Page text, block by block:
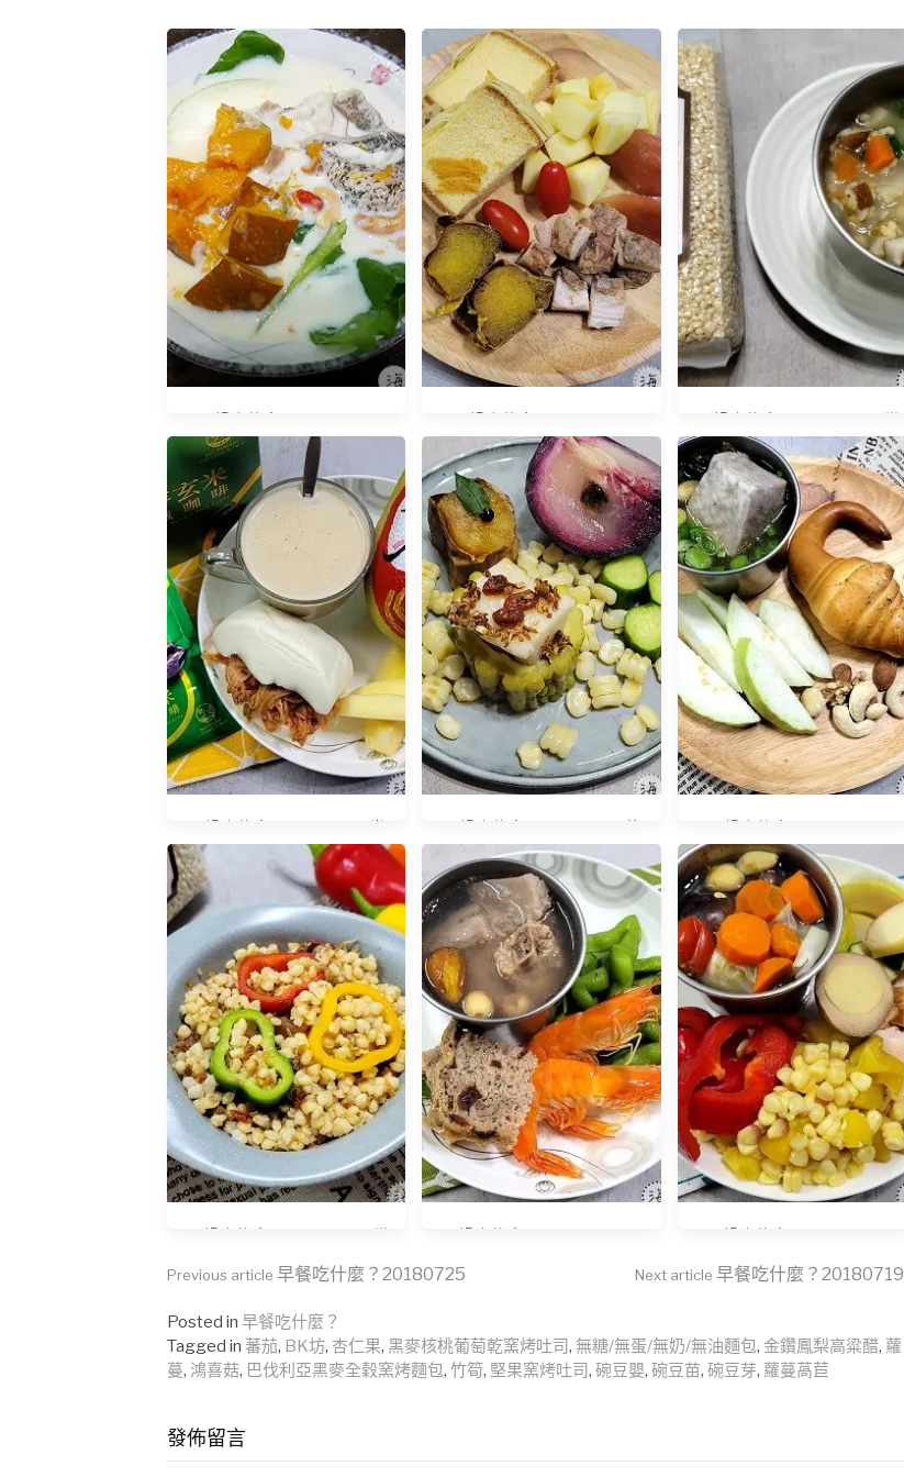
穟念 高粱糙米粥
景有機-發芽玄米拿鐵咖啡
蔔糕苦瓜盅
穟念 XO高粱飯
鏡師手路菜-冰釀醉蝦
Continue
Reading
Previous article 早餐吃什麼？20180725 Next article 早餐吃什麼？20180719
Posted in 早餐吃什麼？
Tagged in 蕃茄, BK坊, 杏仁果, 黑麥核桃葡萄乾窯烤吐司, 無糖/無蛋/無奶/無油麵包, 金鑽鳳梨高粱醋, 蘿
蔓, 鴻喜菇, 巴伐利亞黑麥全穀窯烤麵包, 竹筍, 堅果窯烤吐司, 碗豆嬰, 碗豆苗, 碗豆芽, 蘿蔓萵苣
發佈留言